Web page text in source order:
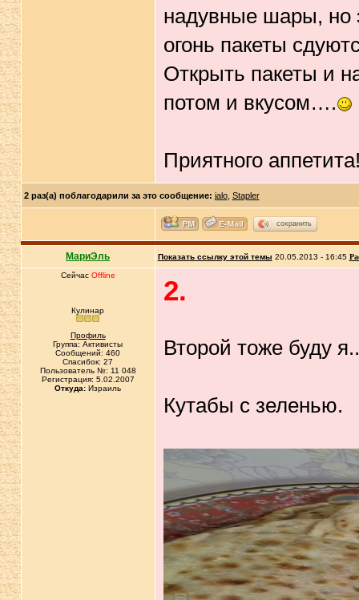
надувные шары, но
огонь пакеты
Открыть пакеты и
потом и вкусом….
Приятного
2 раз(а) поблагодарили за это сообщение: jalo, Stapler
сохранить
МариЭль Показать ссылку этой темы 20.05.2013 - 16:45
Сейчас Offline
Кулинар
Профиль
Группа: Активисты
Сообщений: 460
Спасибок: 27
Пользователь №: 11 048
Регистрация: 5.02.2007
Откуда: Израиль
2.
Второй тоже буду
Кутабы с зеленью.